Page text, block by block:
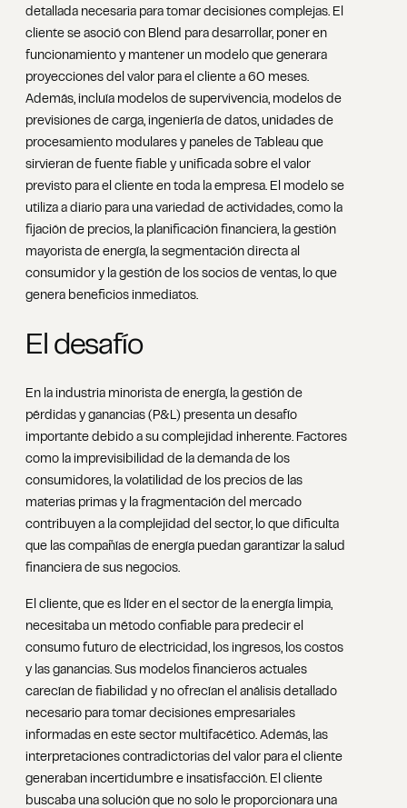
detallada necesaria para tomar decisiones complejas. El
cliente se asoció con Blend para desarrollar, poner en
funcionamiento y mantener un modelo que generara
proyecciones del valor para el cliente a 60 meses.
Además, incluía modelos de supervivencia, modelos de
previsiones de carga, ingeniería de datos, unidades de
procesamiento modulares y paneles de Tableau que
sirvieran de fuente fiable y unificada sobre el valor
previsto para el cliente en toda la empresa. El modelo se
utiliza a diario para una variedad de actividades, como la
fijación de precios, la planificación financiera, la gestión
mayorista de energía, la segmentación directa al
consumidor y la gestión de los socios de ventas, lo que
genera beneficios inmediatos.
El desafío
En la industria minorista de energía, la gestión de
pérdidas y ganancias (P&L) presenta un desafío
importante debido a su complejidad inherente. Factores
como la imprevisibilidad de la demanda de los
consumidores, la volatilidad de los precios de las
materias primas y la fragmentación del mercado
contribuyen a la complejidad del sector, lo que dificulta
que las compañías de energía puedan garantizar la salud
financiera de sus negocios.
El cliente, que es líder en el sector de la energía limpia,
necesitaba un método confiable para predecir el
consumo futuro de electricidad, los ingresos, los costos
y las ganancias. Sus modelos financieros actuales
carecían de fiabilidad y no ofrecían el análisis detallado
necesario para tomar decisiones empresariales
informadas en este sector multifacético. Además, las
interpretaciones contradictorias del valor para el cliente
generaban incertidumbre e insatisfacción. El cliente
buscaba una solución que no solo le proporcionara una